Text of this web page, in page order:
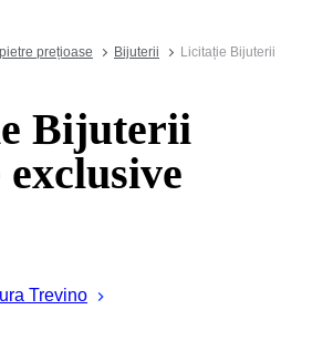
prețioase Bijuterii
Licitație Bijuterii
Bijuterii
Trevino